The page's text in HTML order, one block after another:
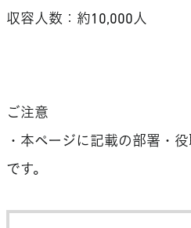
収容人数：約10,000人
ご注意
・本ページに記載の部署・
です。